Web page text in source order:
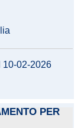
10-02-2026
PER